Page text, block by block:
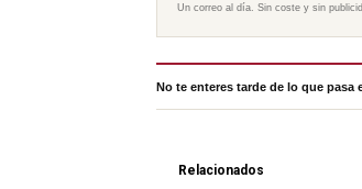
Un correo al día. Sin coste y sin
No te enteres tarde de lo que pasa
Relacionados